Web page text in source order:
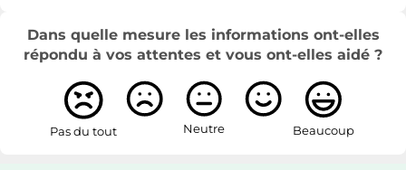
Dans quelle mesure les informations ont-elles
répondu à vos attentes et vous ont-elles aidé ?
Pas du tout Neutre Beaucoup